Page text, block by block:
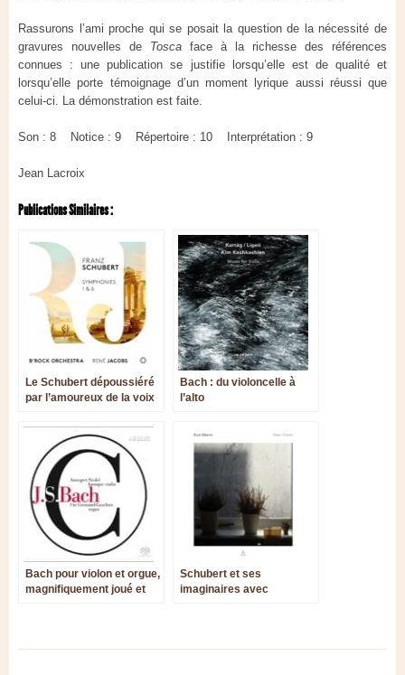
Rassurons l’ami proche qui se posait la question de la nécessité de
gravures nouvelles de Tosca face à la richesse des références
connues : une publication se justifie lorsqu’elle est de qualité et
lorsqu’elle porte témoignage d’un moment lyrique aussi réussi que
celui-ci. La démonstration est faite.
Son : 8 Notice : 9 Répertoire : 10 Interprétation : 9
Jean Lacroix
Publications Similaires :
Le Schubert dépoussiéré
par l’amoureux de la voix
Bach : du violoncelle à
l’alto
Bach pour violon et orgue,
magnifiquement joué et
Schubert et ses
imaginaires avec